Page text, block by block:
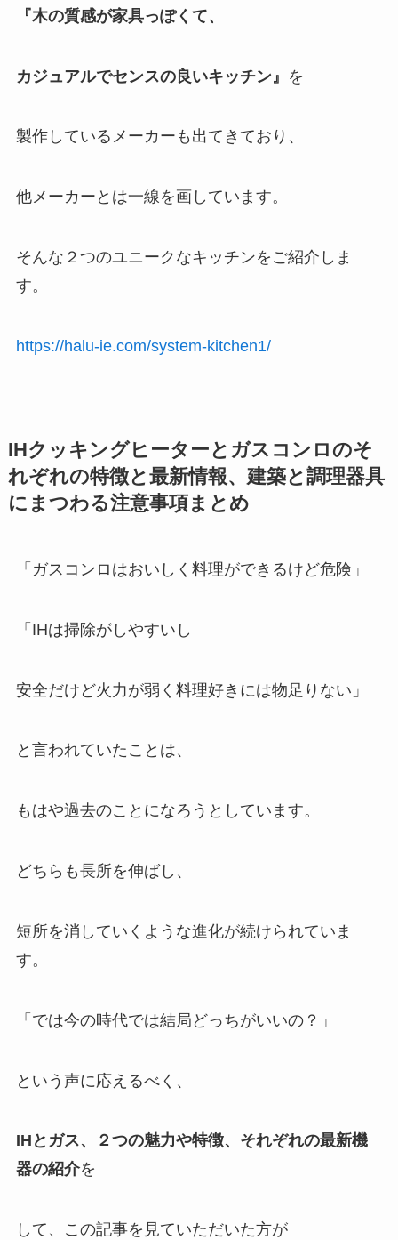
『木の質感が家具っぽくて、
カジュアルでセンスの良いキッチン』 を
製作しているメーカーも出てきており、
他メーカーとは一線を画しています。
そんな２つのユニークなキッチンをご紹介しま
す。
https://halu-ie.com/system-kitchen1/
IHクッキングヒーターとガスコンロのそ
れぞれの特徴と最新情報、建築と調理器具
にまつわる注意事項まとめ
「ガスコンロはおいしく料理ができるけど危険」
「IHは掃除がしやすいし
安全だけど火力が弱く料理好きには物足りない」
と言われていたことは、
もはや過去のことになろうとしています。
どちらも長所を伸ばし、
短所を消していくような進化が続けられていま
す。
「では今の時代では結局どっちがいいの？」
という声に応えるべく、
IHとガス、２つの魅力や特徴、それぞれの最新機
器の紹介を
して、この記事を見ていただいた方が